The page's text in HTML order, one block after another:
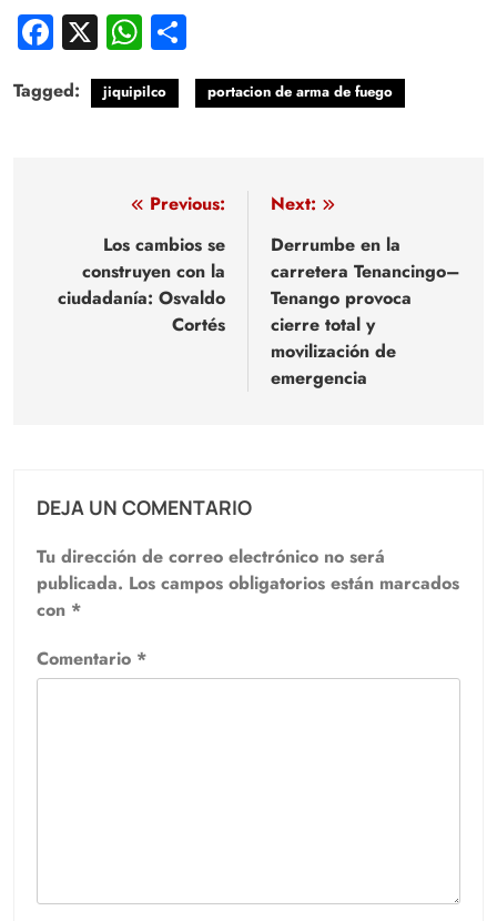
Facebook
X WhatsApp
Tagged: jiquipilco portacion de arma de fuego
Navegación
entradas
Previous:
Los cambios se
construyen con la
ciudadanía: Osvaldo
Cortés
Next:
Derrumbe en la
carretera Tenancingo–
Tenango provoca
cierre total y
movilización de
emergencia
DEJA UN COMENTARIO
Tu dirección de correo electrónico no será
publicada. Los campos obligatorios están marcados
con *
Comentario *